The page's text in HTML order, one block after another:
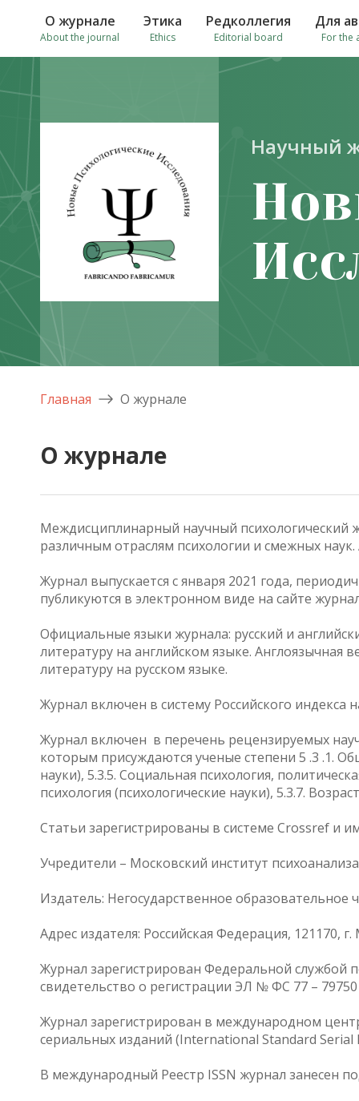
О журнале
About the journal
Этика
Ethics
Редколлегия
Editorial board
Для
For the
Научный
Главная О журнале
О журнале
Междисциплинарный научный психологический
различным отраслям психологии и смежных
Журнал выпускается с января 2021 года,
публикуются в электронном виде на сайте
Официальные языки журнала: русский и
литературу на английском языке. Англоязычная
литературу на русском языке.
Журнал включен в систему Российского
Журнал включен в перечень рецензируемых
которым присуждаются ученые степени 5 .3 .1.
науки), 5.3.5. Социальная психология,
психология (психологические науки), 5.3.7.
Статьи зарегистрированы в системе Crossref и
Учредители – Московский институт
Издатель: Негосударственное
Адрес издателя: Российская Федерация, 121170,
Журнал зарегистрирован Федеральной службой
свидетельство о регистрации ЭЛ № ФС 77 – 79750
Журнал зарегистрирован в международном
сериальных изданий (International Standard Serial
В международный Реестр ISSN журнал занесен